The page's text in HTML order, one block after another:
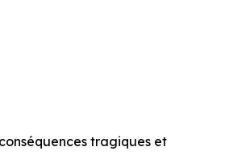
tragiques et